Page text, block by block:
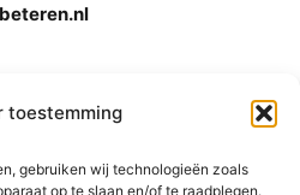
toestemming
gebruiken wij technologieën zoals
op te slaan en/of te raadplegen.